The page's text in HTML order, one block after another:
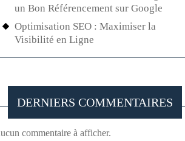
un Bon Référencement sur Google
Optimisation SEO : Maximiser la
Visibilité en Ligne
DERNIERS COMMENTAIRES
commentaire à afficher.